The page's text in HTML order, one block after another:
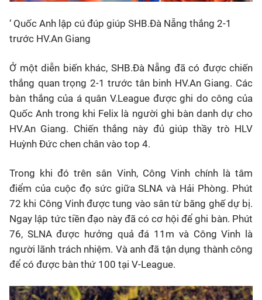
‘ Quốc Anh lập cú đúp giúp SHB.Đà Nẵng thắng 2-1
trước HV.An Giang
Ở một diễn biến khác, SHB.Đà Nẵng đã có được chiến
thắng quan trọng 2-1 trước tân binh HV.An Giang. Các
bàn thắng của á quân V.League được ghi do công của
Quốc Anh trong khi Felix là người ghi bàn danh dự cho
HV.An Giang. Chiến thắng này đủ giúp thầy trò HLV
Huỳnh Đức chen chân vào top 4.
Trong khi đó trên sân Vinh, Công Vinh chính là tâm
điểm của cuộc đọ sức giữa SLNA và Hải Phòng. Phút
72 khi Công Vinh được tung vào sân từ băng ghế dự bị.
Ngay lập tức tiền đạo này đã có cơ hội để ghi bàn. Phút
76, SLNA được hưởng quả đá 11m và Công Vinh là
người lãnh trách nhiệm. Và anh đã tận dụng thành công
để có được bàn thứ 100 tại V-League.